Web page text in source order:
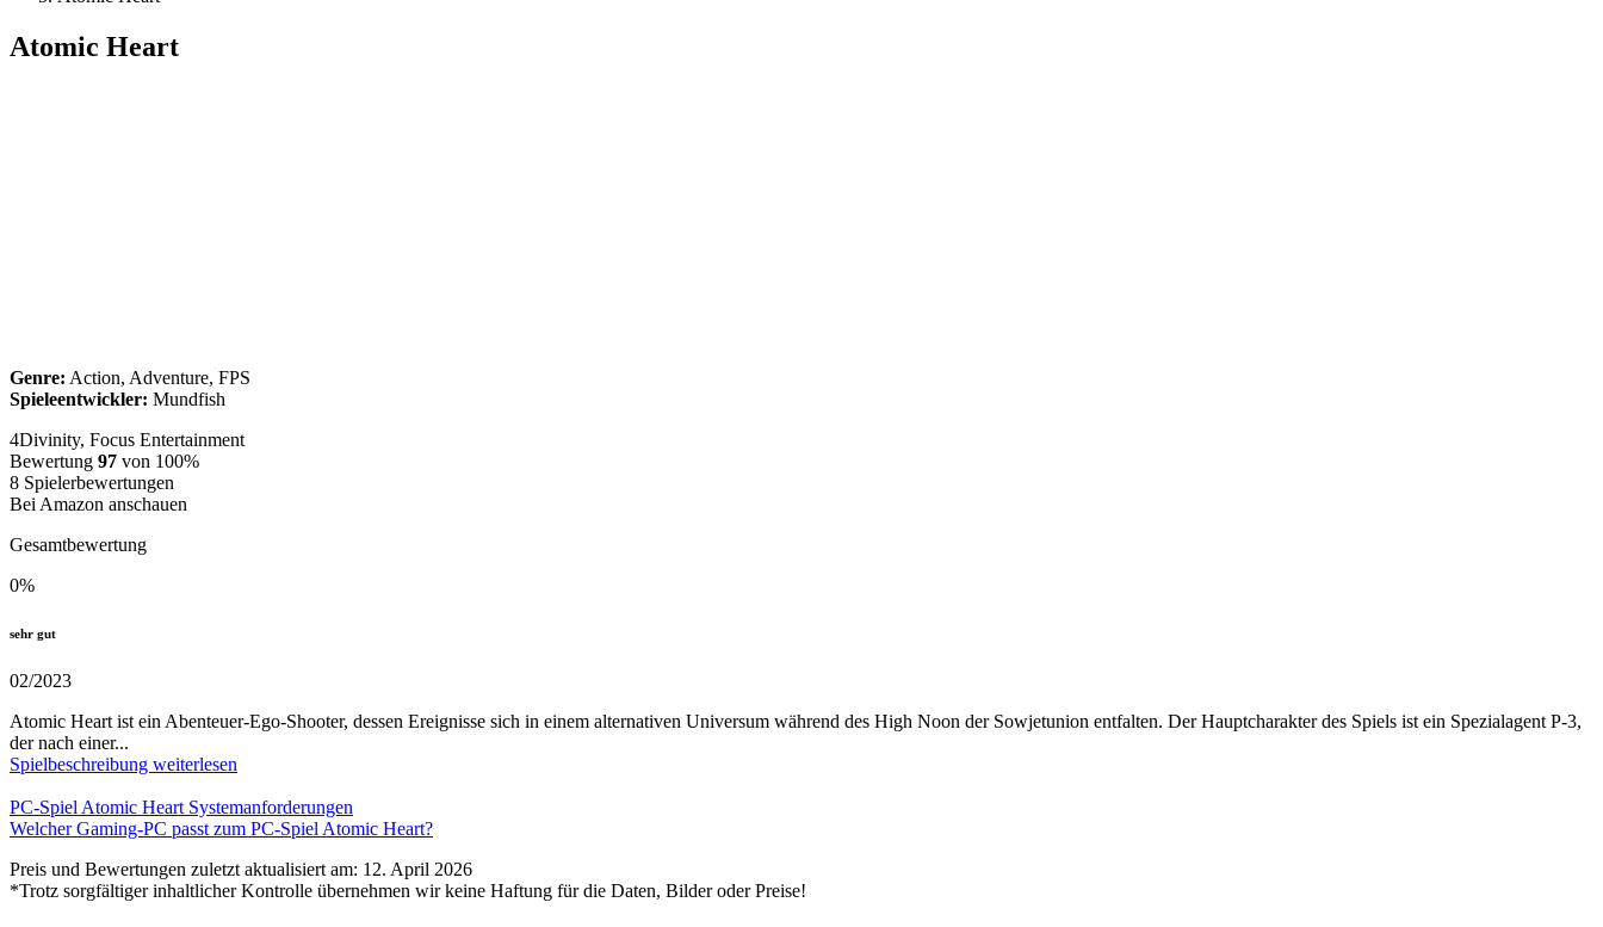
Atomic Heart
Genre: Action, Adventure, FPS
Spieleentwickler: Mundfish
4Divinity, Focus Entertainment
Bewertung 97 von 100%
8 Spielerbewertungen
Bei Amazon anschauen
Gesamtbewertung
0%
sehr gut
02/2023
Atomic Heart ist ein Abenteuer-Ego-Shooter, dessen Ereignisse sich in einem alternativen Universum während des High Noon der Sowjetunion entfalten. Der Hauptcharakter des Spiels ist ein Spezialagent P-3,
der nach einer...
Spielbeschreibung weiterlesen
PC-Spiel Atomic Heart Systemanforderungen
Welcher Gaming-PC passt zum PC-Spiel Atomic Heart?
Preis und Bewertungen zuletzt aktualisiert am: 12. April 2026
*Trotz sorgfältiger inhaltlicher Kontrolle übernehmen wir keine Haftung für die Daten, Bilder oder Preise!